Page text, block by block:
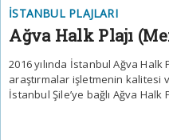
İSTANBUL PLAJLARI
Ağva Halk Plajı
2016 yılında İstanbul Ağva Halk
araştırmalar işletmenin kalitesi
İstanbul Şile’ye bağlı Ağva Halk